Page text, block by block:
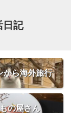
日記
から海外旅行
の屋さん